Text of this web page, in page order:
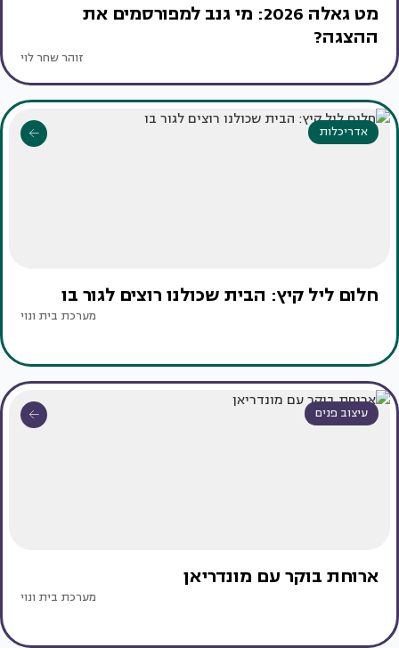
מט גאלה 2026: מי גנב למפורסמים את
ההצגה?
זוהר שחר לוי
אדריכלות
חלום ליל קיץ: הבית שכולנו רוצים לגור בו
מערכת בית ונוי
עיצוב פנים
ארוחת בוקר עם מונדריאן
מערכת בית ונוי